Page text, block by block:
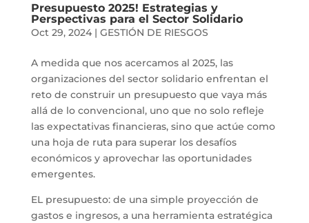
Presupuesto 2025! Estrategias y
Perspectivas para el Sector Solidario
Oct 29, 2024| GESTIÓN DE RIESGOS
A medida que nos acercamos al 2025, las
organizaciones del sector solidario enfrentan el
reto de construir un presupuesto que vaya más
allá de lo convencional, uno que no solo refleje
las expectativas financieras, sino que actúe como
una hoja de ruta para superar los desafíos
económicos y aprovechar las oportunidades
emergentes.
EL presupuesto: de una simple proyección de
gastos e ingresos, a una herramienta estratégica